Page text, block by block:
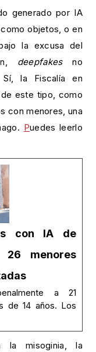
generado por IA
objetos, o en
la excusa del
deepfakesno
Sí, la Fiscalía en
este tipo, como
con menores, una
Puedes leerlo
con IA de
26 menores
a 21
de 14 años. Los
la misoginia, la